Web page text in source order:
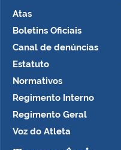
Atas
Boletins Oficiais
Canal de denúncias
Estatuto
Normativos
Regimento Interno
Regimento Geral
Voz do Atleta